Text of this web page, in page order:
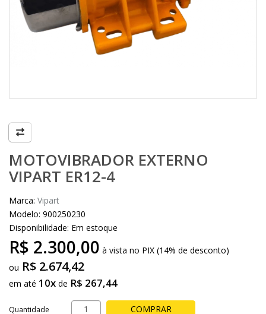
MOTOVIBRADOR EXTERNO
VIPART ER12-4
Marca: Vipart
Modelo: 900250230
Disponibilidade: Em estoque
R$ 2.674,42
em até 10x de R$ 267,44
R$ 2.300,00 à vista no PIX (14% de desconto)
Quantidade COMPRAR